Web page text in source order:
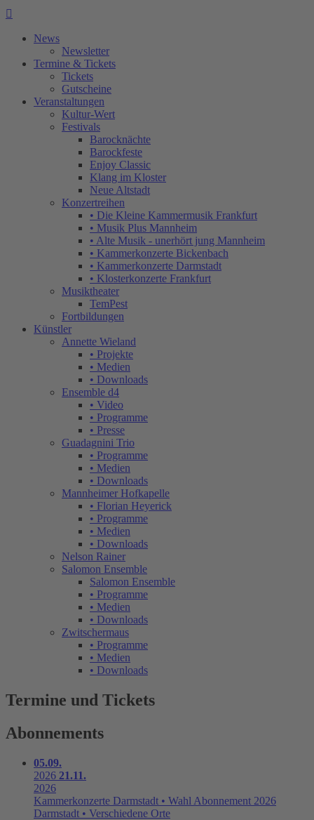

News
Newsletter
Termine & Tickets
Tickets
Gutscheine
Veranstaltungen
Kultur-Wert
Festivals
Barocknächte
Barockfeste
Enjoy Classic
Klang im Kloster
Neue Altstadt
Konzertreihen
• Die Kleine Kammermusik Frankfurt
• Musik Plus Mannheim
• Alte Musik - unerhört jung Mannheim
• Kammerkonzerte Bickenbach
• Kammerkonzerte Darmstadt
• Klosterkonzerte Frankfurt
Musiktheater
TemPest
Fortbildungen
Künstler
Annette Wieland
• Projekte
• Medien
• Downloads
Ensemble d4
• Video
• Programme
• Presse
Guadagnini Trio
• Programme
• Medien
• Downloads
Mannheimer Hofkapelle
• Florian Heyerick
• Programme
• Medien
• Downloads
Nelson Rainer
Salomon Ensemble
Salomon Ensemble
• Programme
• Medien
• Downloads
Zwitschermaus
• Programme
• Medien
• Downloads
Termine und Tickets
Abonnements
05.09.
2026 21.11.
2026
Kammerkonzerte Darmstadt • Wahl Abonnement 2026
Darmstadt • Verschiedene Orte